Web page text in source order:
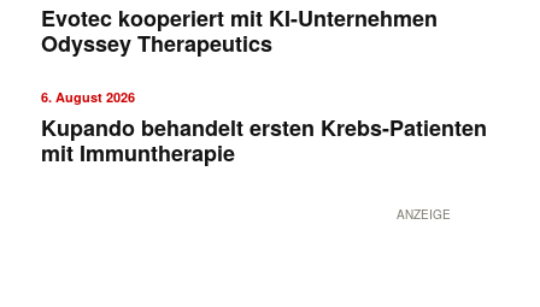
Evotec kooperiert mit KI-Unternehmen
Odyssey Therapeutics
6. August 2026
Kupando behandelt ersten Krebs-Patienten
mit Immuntherapie
ANZEIGE